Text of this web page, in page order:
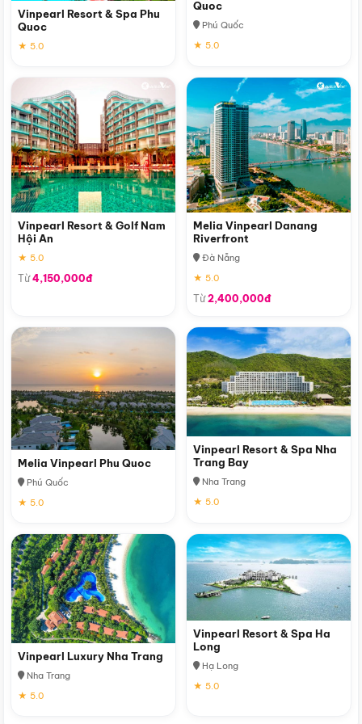
Vinpearl Resort & Spa Phu
Quoc
★ 5.0
Quoc
Phú Quốc
★ 5.0
Vinpearl Resort & Golf Nam
Hội An
★ 5.0
Từ4,150,000đ
Melia Vinpearl Danang
Riverfront
Đà Nẵng
★ 5.0
Từ2,400,000đ
Melia Vinpearl Phu Quoc
Phú Quốc
★ 5.0
Vinpearl Resort & Spa Nha
Trang Bay
Nha Trang
★ 5.0
Vinpearl Luxury Nha Trang
Nha Trang
★ 5.0
Vinpearl Resort & Spa Ha
Long
Hạ Long
★ 5.0